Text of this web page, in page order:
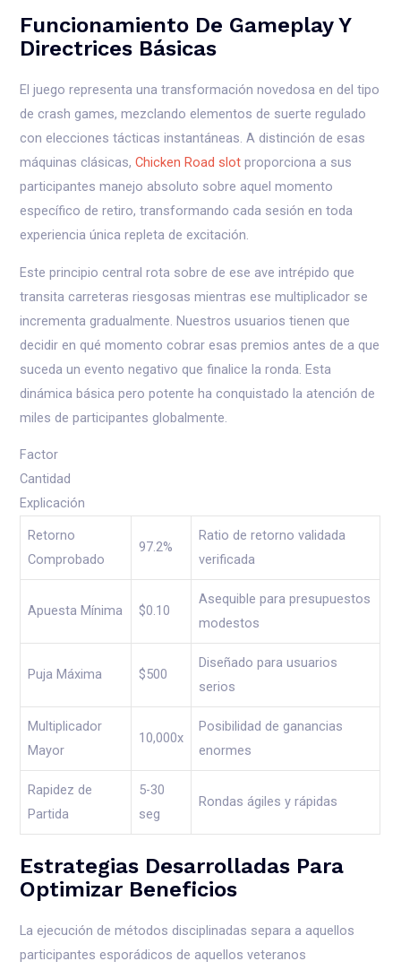
Funcionamiento De Gameplay Y
Directrices Básicas
El juego representa una transformación novedosa en del tipo
de crash games, mezclando elementos de suerte regulado
con elecciones tácticas instantáneas. A distinción de esas
máquinas clásicas,Chicken Road slot proporciona a sus
participantes manejo absoluto sobre aquel momento
específico de retiro, transformando cada sesión en toda
experiencia única repleta de excitación.
Este principio central rota sobre de ese ave intrépido que
transita carreteras riesgosas mientras ese multiplicador se
incrementa gradualmente. Nuestros usuarios tienen que
decidir en qué momento cobrar esas premios antes de a que
suceda un evento negativo que finalice la ronda. Esta
dinámica básica pero potente ha conquistado la atención de
miles de participantes globalmente.
Factor
Cantidad
Explicación
Retorno
Comprobado
97.2%
Ratio de retorno validada
verificada
Apuesta Mínima $0.10
Asequible para presupuestos
modestos
Puja Máxima $500
Diseñado para usuarios
serios
Multiplicador
Mayor
10,000x
Posibilidad de ganancias
enormes
Rapidez de
Partida
5-30
seg
Rondas ágiles y rápidas
Estrategias Desarrolladas Para
Optimizar Beneficios
La ejecución de métodos disciplinadas separa a aquellos
participantes esporádicos de aquellos veteranos